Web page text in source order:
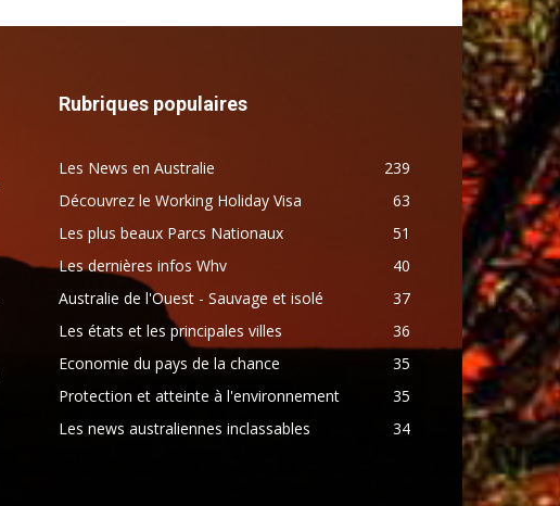
Rubriques populaires
Les News en Australie
239
Découvrez le Working Holiday Visa
63
Les plus beaux Parcs Nationaux
51
Les dernières infos Whv
40
Australie de l'Ouest - Sauvage et isolé
37
Les états et les principales villes
36
Economie du pays de la chance
35
Protection et atteinte à l'environnement
35
Les news australiennes inclassables
34